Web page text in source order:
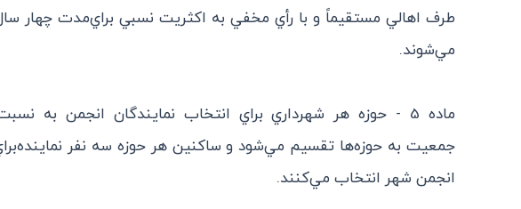
طرف اهالي مستقيماً و با رأي مخفي به اكثريت نسبي براي‌مدت چهار
مي‌شوند.
ماده 5 - حوزه هر شهرداري براي انتخاب نمايندگان انجمن به
جمعيت به حوزه‌ها تقسيم مي‌شود و ساكنين هر حوزه سه نفر
انجمن شهر انتخاب مي‌كنند.